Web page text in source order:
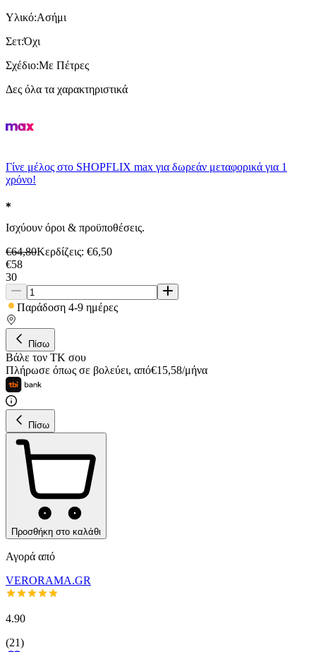
Υλικό:Ασήμι
Σετ:Όχι
Σχέδιο:Με Πέτρες
Δες όλα τα χαρακτηριστικά
Γίνε μέλος στο SHOPFLIX max για δωρεάν μεταφορικά για 1
χρόνο!
Ισχύουν όροι & προϋποθέσεις.
€64,80Κερδίζεις: €6,50
€58
30
Παράδοση 4-9 ημέρες
Πίσω
Βάλε τον ΤΚ σου
Πλήρωσε όπως σε βολεύει, από€15,58/μήνα
Πίσω
Προσθήκη στο καλάθι
Αγορά από
VERORAMA.GR
4.90
(21)